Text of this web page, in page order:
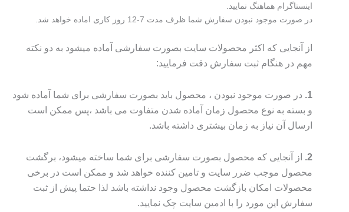
اینستاگرام هماهنگ نمایید.
در صورت موجود نبودن سفارش شما ظرف مدت 7-12 روز کاری اماده خواهد شد.
از آنجایی که اکثر محصولات سایت بصورت سفارشی آماده میشود به دو نکته
مهم در هنگام ثبت سفارش دقت فرمایید:
1. در صورت موجود نبودن ، محصول باید بصورت سفارشی برای شما آماده شود
و بسته به نوع محصول زمان آماده شدن متفاوت می باشد ،پس ممکن است
ارسال آن نیاز به زمان بیشتری داشته باشد.
2.
از آنجایی که محصول بصورت سفارشی برای شما ساخته میشود، برگشت
محصول موجب ضرر سایت و تامین کننده خواهد شد و ممکن است در برخی
محصولات امکان بازگشت محصول وجود نداشته باشد لذا حتما پیش از ثبت
سفارش این مورد را با ادمین سایت چک نمایید.